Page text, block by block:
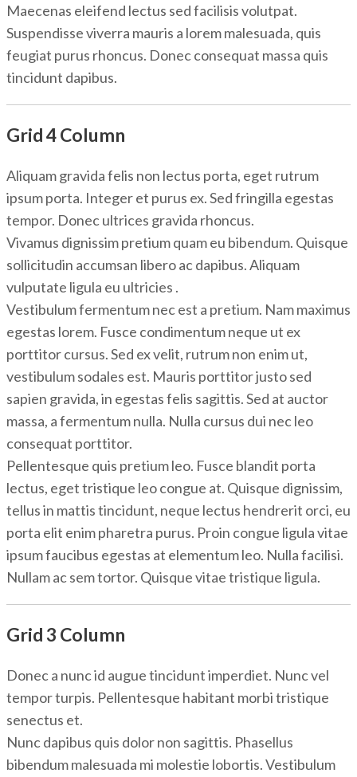
Maecenas eleifend lectus sed facilisis volutpat.
Suspendisse viverra mauris a lorem malesuada, quis
feugiat purus rhoncus. Donec consequat massa quis
tincidunt dapibus.
Grid 4 Column
Aliquam gravida felis non lectus porta, eget rutrum
ipsum porta. Integer et purus ex. Sed fringilla egestas
tempor. Donec ultrices gravida rhoncus.
Vivamus dignissim pretium quam eu bibendum. Quisque
sollicitudin accumsan libero ac dapibus. Aliquam
vulputate ligula eu ultricies .
Vestibulum fermentum nec est a pretium. Nam maximus
egestas lorem. Fusce condimentum neque ut ex
porttitor cursus. Sed ex velit, rutrum non enim ut,
vestibulum sodales est. Mauris porttitor justo sed
sapien gravida, in egestas felis sagittis. Sed at auctor
massa, a fermentum nulla. Nulla cursus dui nec leo
consequat porttitor.
Pellentesque quis pretium leo. Fusce blandit porta
lectus, eget tristique leo congue at. Quisque dignissim,
tellus in mattis tincidunt, neque lectus hendrerit orci, eu
porta elit enim pharetra purus. Proin congue ligula vitae
ipsum faucibus egestas at elementum leo. Nulla facilisi.
Nullam ac sem tortor. Quisque vitae tristique ligula.
Grid 3 Column
Donec a nunc id augue tincidunt imperdiet. Nunc vel
tempor turpis. Pellentesque habitant morbi tristique
senectus et.
Nunc dapibus quis dolor non sagittis. Phasellus
bibendum malesuada mi molestie lobortis. Vestibulum